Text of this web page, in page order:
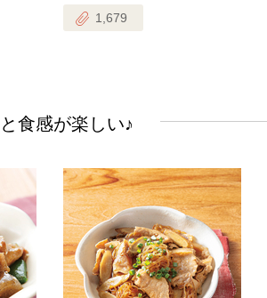
1,679
食感が楽しい♪